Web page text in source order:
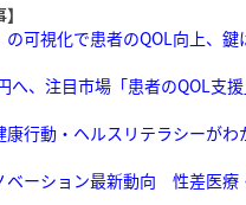
の可視化で患者のQOL向上、
へ、注目市場「患者のQOL支
行動・ヘルスリテラシーがわ
ベーション最新動向 性差医療